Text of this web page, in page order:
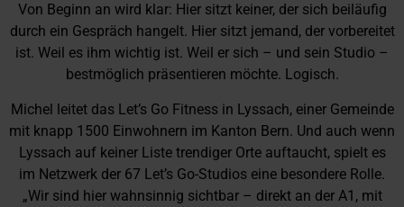
Von Beginn an wird klar: Hier sitzt keiner, der sich beiläufig
durch ein Gespräch hangelt. Hier sitzt jemand, der vorbereitet
ist. Weil es ihm wichtig ist. Weil er sich – und sein Studio –
bestmöglich präsentieren möchte. Logisch.
Michel leitet das Let’s Go Fitnessin Lyssach, einer Gemeinde
mit knapp 1500 Einwohnern im Kanton Bern. Und auch wenn
Lyssach auf keiner Liste trendiger Orte auftaucht, spielt es
im Netzwerk der 67 Let’s Go-Studios eine besondere Rolle.
„Wir sind hier wahnsinnig sichtbar – direkt an der A1, mit